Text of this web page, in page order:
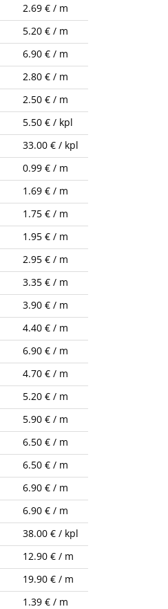
2.69 € / m
5.20 € / m
6.90 € / m
2.80 € / m
2.50 € / m
5.50 € / kpl
33.00 € / kpl
0.99 € / m
1.69 € / m
1.75 € / m
1.95 € / m
2.95 € / m
3.35 € / m
3.90 € / m
4.40 € / m
6.90 € / m
4.70 € / m
5.20 € / m
5.90 € / m
6.50 € / m
6.50 € / m
6.90 € / m
6.90 € / m
38.00 € / kpl
12.90 € / m
19.90 € / m
1.39 € / m